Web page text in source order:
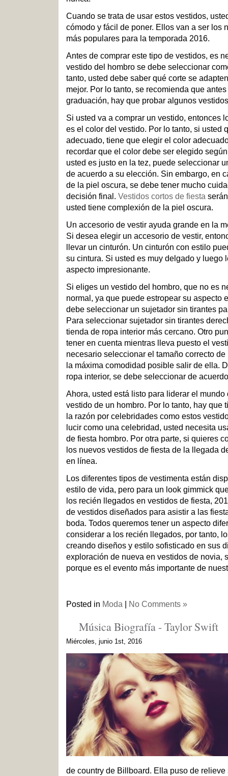
Cuando se trata de usar estos vestidos,
cómodo y fácil de poner. Ellos van a ser los
más populares para la temporada 2016.
Antes de comprar este tipo de vestidos, es
vestido del hombro se debe seleccionar
tanto, usted debe saber qué corte se
mejor. Por lo tanto, se recomienda que
graduación, hay que probar algunos
Si usted va a comprar un vestido, entonces
es el color del vestido. Por lo tanto, si usted
adecuado, tiene que elegir el color
recordar que el color debe ser elegido
usted es justo en la tez, puede seleccionar
de acuerdo a su elección. Sin embargo, en
de la piel oscura, se debe tener mucho
decisión final. Vestidos cortos de fiesta
usted tiene complexión de la piel oscura.
Un accesorio de vestir ayuda grande en la
Si desea elegir un accesorio de vestir,
llevar un cinturón. Un cinturón con estilo
su cintura. Si usted es muy delgado y luego
aspecto impresionante.
Si eliges un vestido del hombro, que no es
normal, ya que puede estropear su aspecto
debe seleccionar un sujetador sin tirantes
Para seleccionar sujetador sin tirantes
tienda de ropa interior más cercano. Otro
tener en cuenta mientras lleva puesto el
necesario seleccionar el tamaño correcto
la máxima comodidad posible salir de ella.
ropa interior, se debe seleccionar de
Ahora, usted está listo para liderar el
vestido de un hombro. Por lo tanto, hay que
la razón por celebridades como estos
lucir como una celebridad, usted necesita
de fiesta hombro. Por otra parte, si quieres
los nuevos vestidos de fiesta de la llegada
en línea.
Los diferentes tipos de vestimenta están
estilo de vida, pero para un look gimmick
los recién llegados en vestidos de fiesta,
de vestidos diseñados para asistir a las
boda. Todos queremos tener un aspecto
considerar a los recién llegados, por tanto,
creando diseños y estilo sofisticado en sus
exploración de nueva en vestidos de novia,
porque es el evento más importante de
Posted in Moda No Comments »
Música Biografía - Taylor Swift
Miércoles, junio 1st, 2016
de country de Billboard. Ella puso de